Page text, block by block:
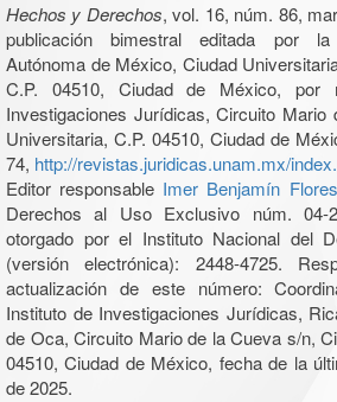
Hechos y Derechos, vol. 16, núm. 86,
publicación bimestral editada por la
Autónoma de México, Ciudad
C.P. 04510, Ciudad de México, por
Investigaciones Jurídicas, Circuito
Universitaria, C.P. 04510, Ciudad de
74, http://revistas.juridicas.unam.mx/
Editor responsable Imer Benjamín
Derechos al Uso Exclusivo núm. 04-
otorgado por el Instituto Nacional del
(versión electrónica): 2448-4725.
actualización de este número:
Instituto de Investigaciones Jurídicas,
de Oca, Circuito Mario de la Cueva s/n,
04510, Ciudad de México, fecha de la
de 2025.